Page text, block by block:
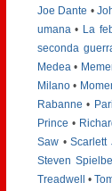
Joe Dante •
umana• La
seconda
Medea•
Milano•
Rabanne •
Prince •
Saw•Scarlett
Steven
Treadwell
•